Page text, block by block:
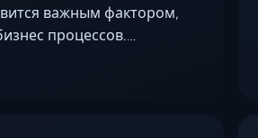
важным фактором,
процессов.…